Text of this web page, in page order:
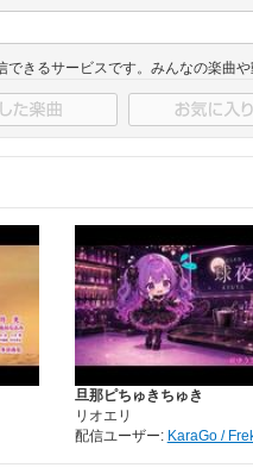
きるサービスです。みんなの楽曲
旦那ピちゅきちゅき
リオエリ
配信ユーザー: KaraGo /